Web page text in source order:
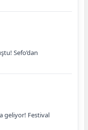
Sefo’dan
geliyor! Festival